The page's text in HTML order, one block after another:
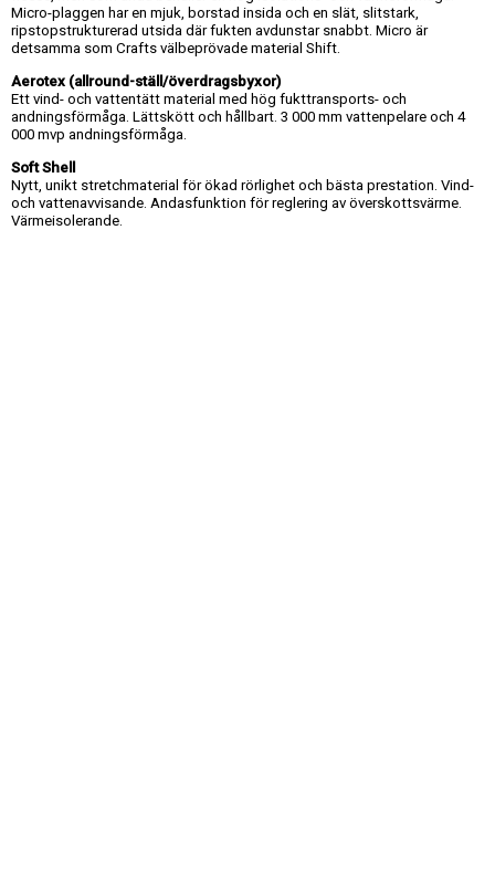
Micro-plaggen har en mjuk, borstad insida och en slät, slitstark,
ripstopstrukturerad utsida där fukten avdunstar snabbt. Micro är
detsamma som Crafts välbeprövade material Shift.
Aerotex (allround-ställ/överdragsbyxor)
Ett vind- och vattentätt material med hög fukttransports- och
andningsförmåga. Lättskött och hållbart. 3 000 mm vattenpelare och 4
000 mvp andningsförmåga.
Soft Shell
Nytt, unikt stretchmaterial för ökad rörlighet och bästa prestation. Vind-
och vattenavvisande. Andasfunktion för reglering av överskottsvärme.
Värmeisolerande.